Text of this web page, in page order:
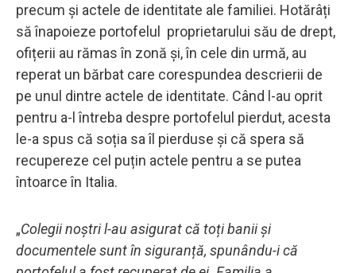
precum și actele de identitate ale familiei. Hotărâți
să înapoieze portofelul proprietarului său de drept,
ofițerii au rămas în zonă și, în cele din urmă, au
reperat un bărbat care corespundea descrierii de
pe unul dintre actele de identitate. Când l-au oprit
pentru a-l întreba despre portofelul pierdut, acesta
le-a spus că soția sa îl pierduse și că spera să
recupereze cel puțin actele pentru a se putea
întoarce în Italia.
„Colegii noștri l-au asigurat că toți banii și
documentele sunt în siguranță, spunându-i că